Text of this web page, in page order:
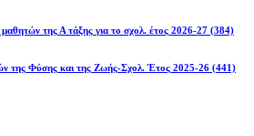
της Α τάξης για το σχολ. έτος 2026-27 (384)
της Φύσης και της Ζωής-Σχολ. Έτος 2025-26 (441)